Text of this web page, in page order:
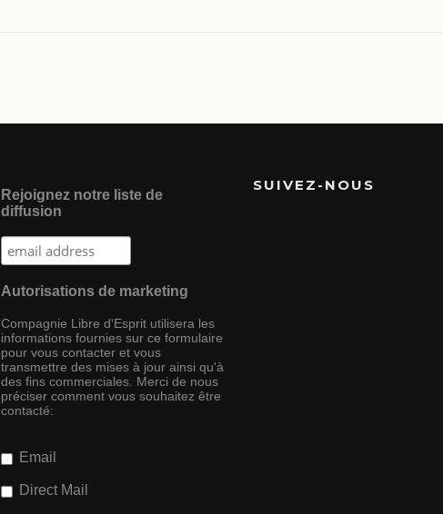
Rejoignez notre liste de
diffusion
Autorisations de marketing
Compagnie Libre d'Esprit utilisera les
informations fournies sur ce formulaire
pour vous contacter et vous
transmettre des mises à jour ainsi qu'à
des fins commerciales. Merci de nous
préciser comment vous souhaitez être
contacté:
Email
Direct Mail
SUIVEZ-NOUS